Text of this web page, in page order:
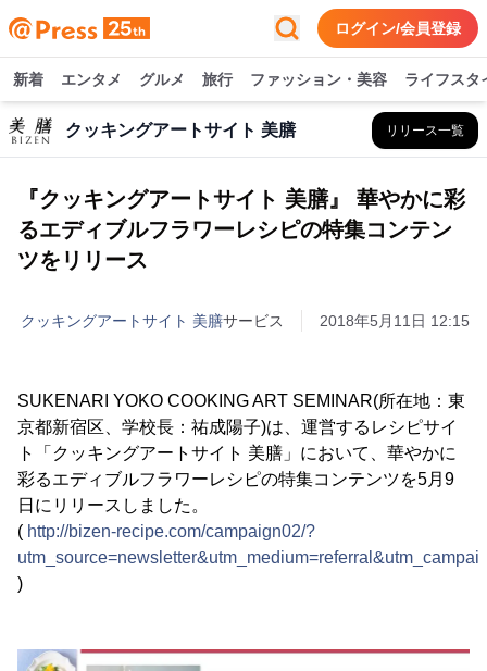
ログイン/会員登録
新着 エンタメ グルメ 旅行 ファッション・美容 ライフスタ
クッキングアートサイト 美膳 リリース一覧
『クッキングアートサイト 美膳』 華やかに彩
るエディブルフラワーレシピの特集コンテン
ツをリリース
クッキングアートサイト 美膳サービス 2018年5月11日 12:15
SUKENARI YOKO COOKING ART SEMINAR(所在地：東
京都新宿区、学校長：祐成陽子)は、運営するレシピサイ
ト「クッキングアートサイト 美膳」において、華やかに
彩るエディブルフラワーレシピの特集コンテンツを5月9
日にリリースしました。
( http://bizen-recipe.com/campaign02/?
)